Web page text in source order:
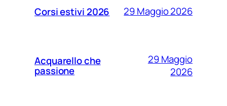
Corsi estivi 2026 29 Maggio 2026
Acquarello che
passione
29 Maggio
2026